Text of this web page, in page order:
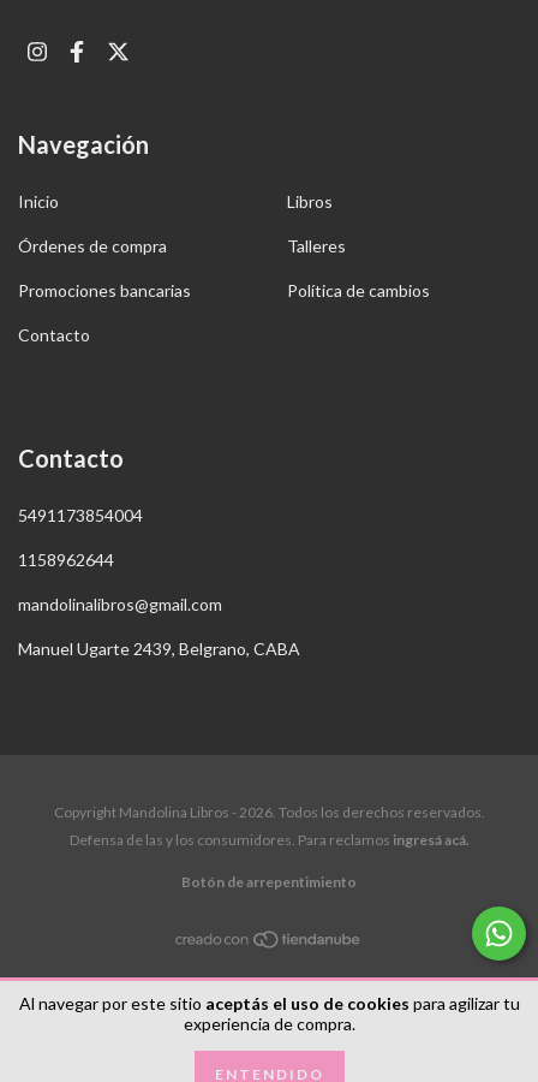
Al navegar por este sitio aceptás el uso de cookies para agilizar tu
experiencia de compra.
ENTENDIDO
Navegación
Inicio Libros
Órdenes de compra Talleres
Promociones bancarias Política de cambios
Contacto
Contacto
5491173854004
1158962644
mandolinalibros@gmail.com
Manuel Ugarte 2439, Belgrano, CABA
Copyright Mandolina Libros - 2026. Todos los derechos reservados.
Defensa de las y los consumidores. Para reclamos ingresá acá.
Botón de arrepentimiento